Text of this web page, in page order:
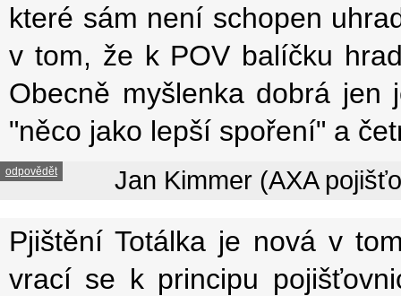
které sám není schopen
v tom, že k POV balíčku
Obecně myšlenka dobrá
"něco jako lepší spoření" a
odpovědět Jan Kimmer (AXA
Pjištění Totálka je nová v
vrací se k principu